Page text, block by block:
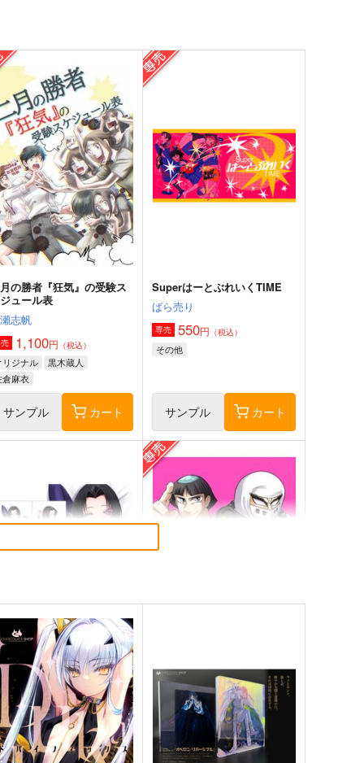
の勝者『狂気』の受験ス
ュール表
志帆
1,100円 （税込）
リジナル
黒木蔵人
倉麻衣
サンプル カート
SuperはーとぶれいくTIME
ばら売り
専売 550円 （税込）
その他
サンプル カート
ベルライバルズ-サイロッ
160CMX50CM抱き枕カバ
YC1309】
円（税込）
の他 サイロック
モモタロウ メモ帳
ぱんmog☆王国
専売 629 円（税込）
その他
ザ・モモタロウ